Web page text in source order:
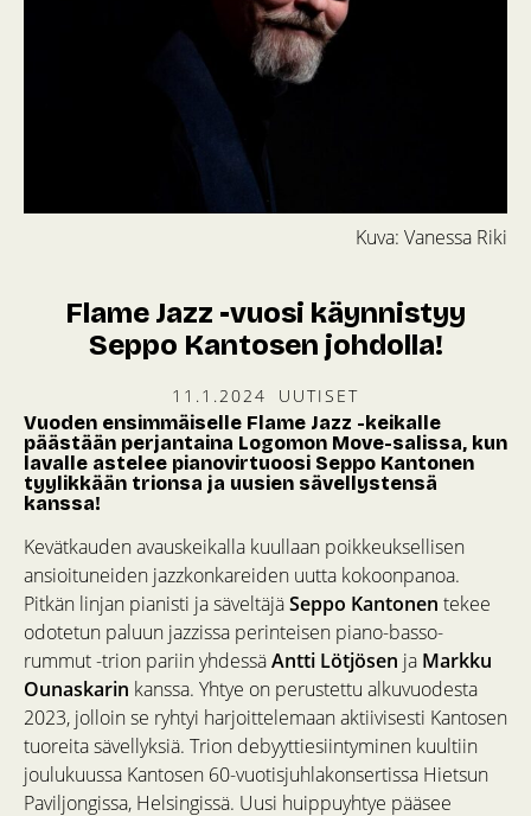
Kuva: Vanessa Riki
Flame Jazz -vuosi käynnistyy
Seppo Kantosen johdolla!
11.1.2024 UUTISET
Vuoden ensimmäiselle Flame Jazz -keikalle
päästään perjantaina Logomon Move-salissa, kun
lavalle astelee pianovirtuoosi Seppo Kantonen
tyylikkään trionsa ja uusien sävellystensä
kanssa!
Kevätkauden avauskeikalla kuullaan poikkeuksellisen
ansioituneiden jazzkonkareiden uutta kokoonpanoa.
Pitkän linjan pianisti ja säveltäjäSeppo Kantonen tekee
odotetun paluun jazzissa perinteisen piano-basso-
rummut -trion pariin yhdessäAntti Lötjösen ja Markku
Ounaskarin kanssa. Yhtye on perustettu alkuvuodesta
2023, jolloin se ryhtyi harjoittelemaan aktiivisesti Kantosen
tuoreita sävellyksiä. Trion debyyttiesiintyminen kuultiin
joulukuussa Kantosen 60-vuotisjuhlakonsertissa Hietsun
Paviljongissa, Helsingissä. Uusi huippuyhtye pääsee